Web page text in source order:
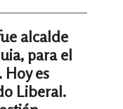
alcalde
para el
Hoy es
Liberal.